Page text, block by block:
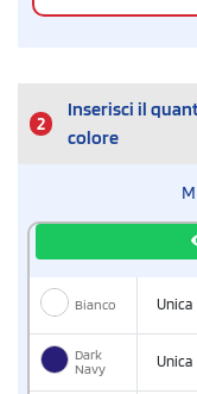
2
Inserisci il
colore
Bianco Unica
Dark
Navy
Unica